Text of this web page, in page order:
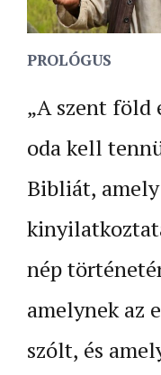
PROLÓGUS
„A szent föld
oda kell
Bibliát,
nép
amelynek az
szólt, és